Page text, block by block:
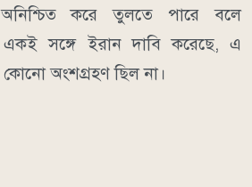
অনিশ্চিত করে তুলতে পারে বলে
একই সঙ্গে ইরান দাবি করেছে, এ
কোনো অংশগ্রহণ ছিল না।